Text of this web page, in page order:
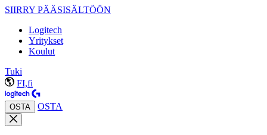
SIIRRY PÄÄSISÄLTÖÖN
Logitech
Yritykset
Koulut
Tuki
FI,fi
OSTA OSTA